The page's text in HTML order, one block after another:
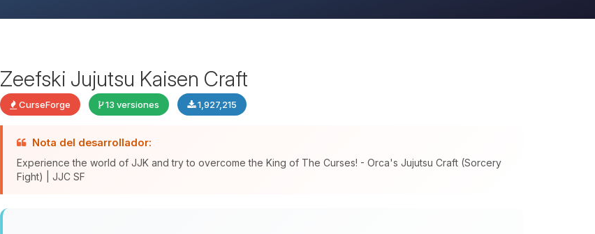
Zeefski Jujutsu Kaisen Craft
CurseForge 13 versiones 1,927,215
Nota del desarrollador:
Experience the world of JJK and try to overcome the King of The Curses! - Orca's Jujutsu Craft (Sorcery
Fight) | JJC SF